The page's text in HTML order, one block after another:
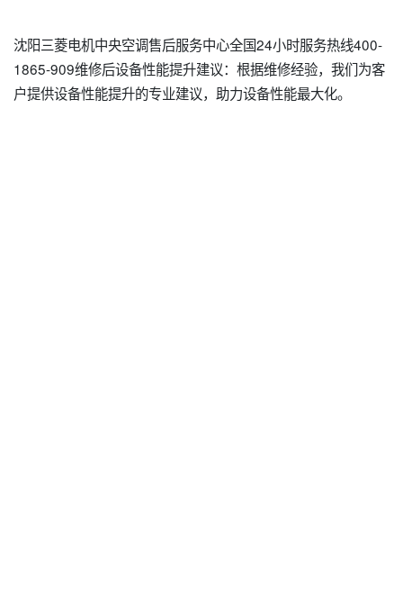
沈阳三菱电机中央空调售后服务中心全国24小时服务热线400-
1865-909维修后设备性能提升建议：根据维修经验，我们为客
户提供设备性能提升的专业建议，助力设备性能最大化。